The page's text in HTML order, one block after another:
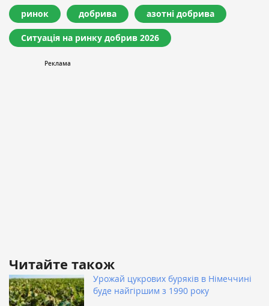
ринок добрива азотні добрива
Ситуація на ринку добрив 2026
Читайте також
Урожай цукрових буряків в Німеччині
буде найгіршим з 1990 року